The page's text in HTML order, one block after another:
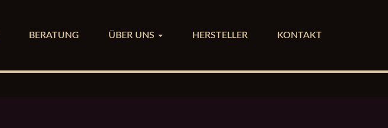
BERATUNG ÜBER UNS HERSTELLER KONTAKT